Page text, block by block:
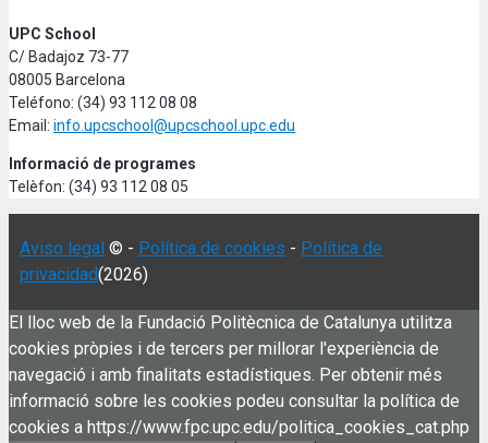
UPC School
C/ Badajoz 73-77
08005 Barcelona
Teléfono: (34) 93 112 08 08
Email: info.upcschool@upcschool.upc.edu
Informació de programes
Telèfon: (34) 93 112 08 05
Aviso legal © - Política de cookies - Política de
privacidad(2026)
El lloc web de la Fundació Politècnica de Catalunya utilitza
cookies pròpies i de tercers per millorar l'experiència de
navegació i amb finalitats estadístiques. Per obtenir més
informació sobre les cookies podeu consultar la política de
cookies a https://www.fpc.upc.edu/politica_cookies_cat.php